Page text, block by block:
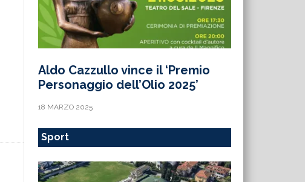
Aldo Cazzullo vince il ‘Premio
Personaggio dell’Olio 2025’
18 MARZO 2025
Sport